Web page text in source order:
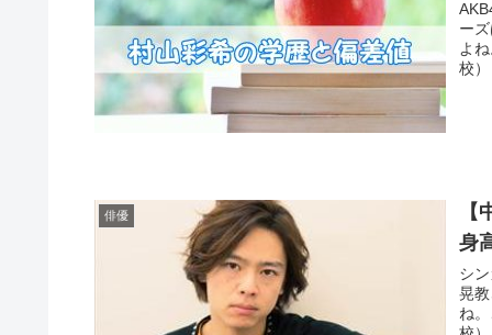
ー
よ
校
俳優
身
シ
晃
ね